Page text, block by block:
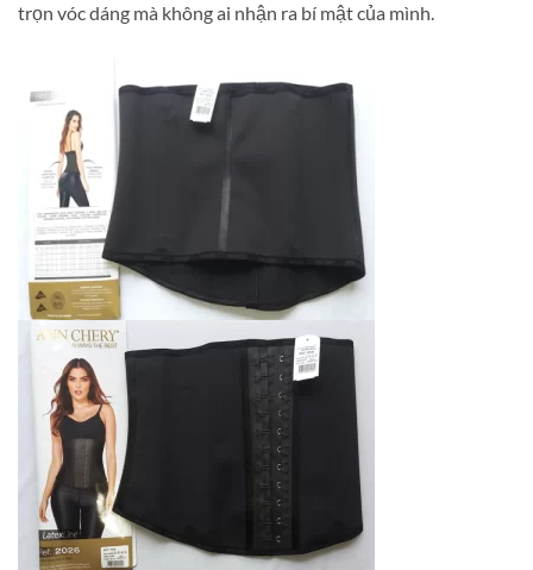
trọn vóc dáng mà không ai nhận ra bí mật của mình.